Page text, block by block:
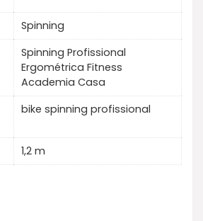
Spinning
Spinning Profissional
Ergométrica Fitness
Academia Casa
bike spinning profissional
1,2 m